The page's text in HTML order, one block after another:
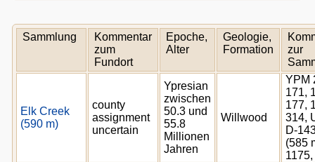
Sammlung
Kommentar
zum
Fundort
Epoche,
Alter
Geologie,
Formation
zur
Elk Creek
(590 m)
county
assignment
uncertain
Ypresian
zwischen
50.3 und
55.8
Millionen
Jahren
Willwood
YPM
171,
177,
314,
D-
(585